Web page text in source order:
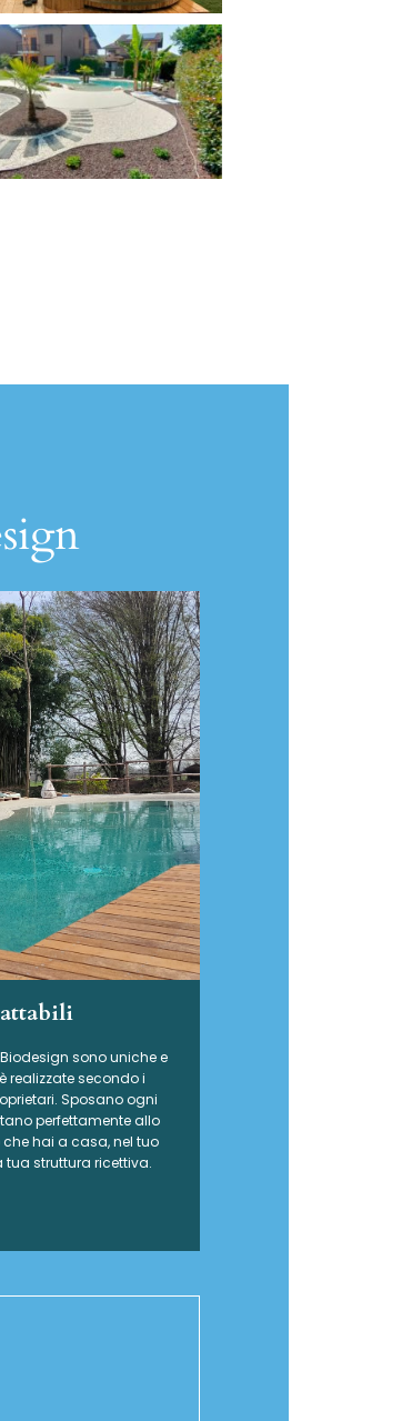
sono uniche e
realizzate secondo i
Sposano ogni
perfettamente allo
hai a casa, nel tuo
struttura ricettiva.